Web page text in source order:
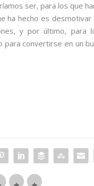
ser, para los que
ha hecho es
y por último, para
convertirse en un